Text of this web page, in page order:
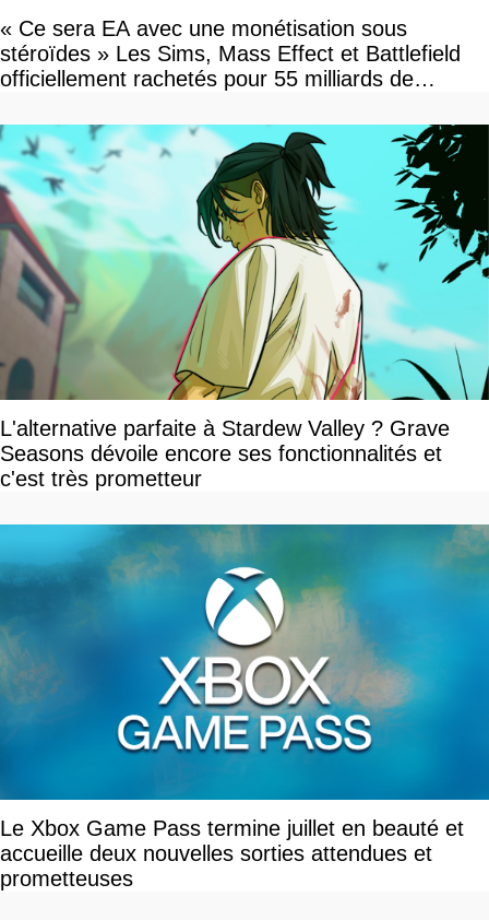
« Ce sera EA avec une monétisation sous
stéroïdes » Les Sims, Mass Effect et Battlefield
officiellement rachetés pour 55 milliards de
L'alternative parfaite à Stardew Valley ? Grave
Seasons dévoile encore ses fonctionnalités et
c'est très prometteur
Le Xbox Game Pass termine juillet en beauté et
accueille deux nouvelles sorties attendues et
prometteuses